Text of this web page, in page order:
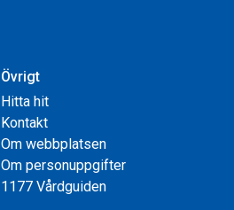
Övrigt
Hitta hit
Kontakt
Om webbplatsen
Om personuppgifter
1177 Vårdguiden